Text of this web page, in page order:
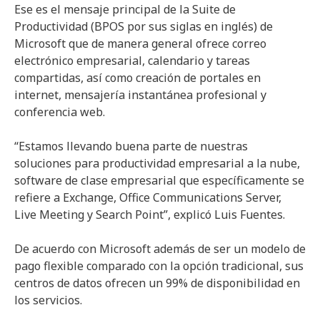
Ese es el mensaje principal de la Suite de
Productividad (BPOS por sus siglas en inglés) de
Microsoft que de manera general ofrece correo
electrónico empresarial, calendario y tareas
compartidas, así como creación de portales en
internet, mensajería instantánea profesional y
conferencia web.
“Estamos llevando buena parte de nuestras
soluciones para productividad empresarial a la nube,
software de clase empresarial que específicamente se
refiere a Exchange, Office Communications Server,
Live Meeting y Search Point”, explicó Luis Fuentes.
De acuerdo con Microsoft además de ser un modelo de
pago flexible comparado con la opción tradicional, sus
centros de datos ofrecen un 99% de disponibilidad en
los servicios.